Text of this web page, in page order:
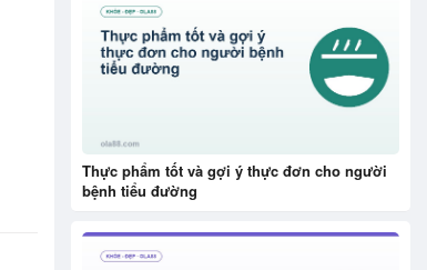
Thực phẩm tốt và gợi ý thực đơn cho người
bệnh tiểu đường